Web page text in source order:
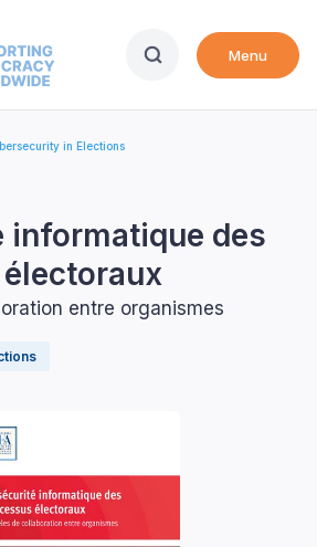
Menu
in Elections
informatique des
entre organismes